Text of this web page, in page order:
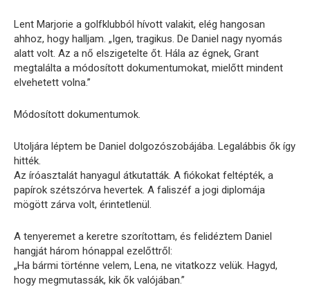
Lent Marjorie a golfklubból hívott valakit, elég hangosan
ahhoz, hogy halljam. „Igen, tragikus. De Daniel nagy nyomás
alatt volt. Az a nő elszigetelte őt. Hála az égnek, Grant
megtalálta a módosított dokumentumokat, mielőtt mindent
elvehetett volna.”
Módosított dokumentumok.
Utoljára léptem be Daniel dolgozószobájába. Legalábbis ők így
hitték.
Az íróasztalát hanyagul átkutatták. A fiókokat feltépték, a
papírok szétszórva hevertek. A faliszéf a jogi diplomája
mögött zárva volt, érintetlenül.
A tenyeremet a keretre szorítottam, és felidéztem Daniel
hangját három hónappal ezelőttről:
„Ha bármi történne velem, Lena, ne vitatkozz velük. Hagyd,
hogy megmutassák, kik ők valójában.”